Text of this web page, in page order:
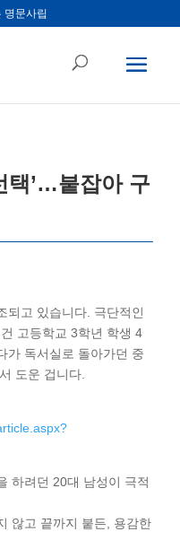
명문사립
택’…붙잡아 구
되고 있습니다. 극단적인
고등학교 3학년 학생 4
가 독서실로 돌아가던 중
도운 겁니다.
하려던 20대 남성이 극적
않고 끝까지 붙든, 용감한